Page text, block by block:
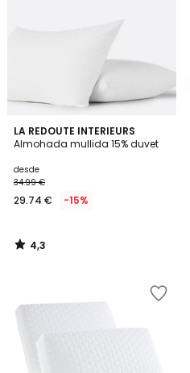
LA REDOUTE INTERIEURS
Almohada mullida 15% duvet
desde
34.99 €
29.74 € -15%
4,3
/ 5
4,3
/